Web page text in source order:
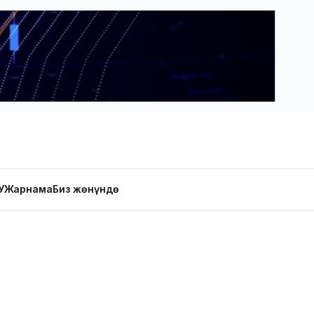
ЖарнамаБиз жөнүндө